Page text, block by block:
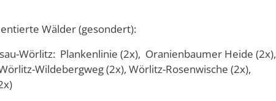
Wälder (gesondert):
Wörlitz: Plankenlinie (2x), Oranienbaumer Heide (2x),
Wildebergweg (2x), Wörlitz-Rosenwische (2x),